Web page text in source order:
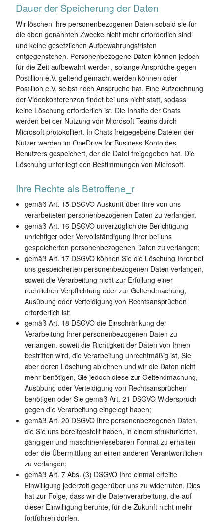
Dauer der Speicherung der Daten
Wir löschen Ihre personenbezogenen Daten sobald sie für
die oben genannten Zwecke nicht mehr erforderlich sind
und keine gesetzlichen Aufbewahrungsfristen
entgegenstehen. Personenbezogene Daten können jedoch
für die Zeit aufbewahrt werden, solange Ansprüche gegen
Postillion e.V. geltend gemacht werden können oder
Postillion e.V. selbst noch Ansprüche hat. Eine Aufzeichnung
der Videokonferenzen findet bei uns nicht statt, sodass
keine Löschung erforderlich ist. Die Inhalte der Chats
werden bei der Nutzung von Microsoft Teams durch
Microsoft protokolliert. In Chats freigegebene Dateien der
Nutzer werden im OneDrive for Business-Konto des
Benutzers gespeichert, der die Datei freigegeben hat. Die
Löschung unterliegt den Bestimmungen von Microsoft.
Ihre Rechte als Betroffene_r
gemäß Art. 15 DSGVO Auskunft über Ihre von uns
verarbeiteten personenbezogenen Daten zu verlangen.
gemäß Art. 16 DSGVO unverzüglich die Berichtigung
unrichtiger oder Vervollständigung Ihrer bei uns
gespeicherten personenbezogenen Daten zu verlangen;
gemäß Art. 17 DSGVO können Sie die Löschung Ihrer bei
uns gespeicherten personenbezogenen Daten verlangen,
soweit die Verarbeitung nicht zur Erfüllung einer
rechtlichen Verpflichtung oder zur Geltendmachung,
Ausübung oder Verteidigung von Rechtsansprüchen
erforderlich ist;
gemäß Art. 18 DSGVO die Einschränkung der
Verarbeitung Ihrer personenbezogenen Daten zu
verlangen, soweit die Richtigkeit der Daten von Ihnen
bestritten wird, die Verarbeitung unrechtmäßig ist, Sie
aber deren Löschung ablehnen und wir die Daten nicht
mehr benötigen, Sie jedoch diese zur Geltendmachung,
Ausübung oder Verteidigung von Rechtsansprüchen
benötigen oder Sie gemäß Art. 21 DSGVO Widerspruch
gegen die Verarbeitung eingelegt haben;
gemäß Art. 20 DSGVO Ihre personenbezogenen Daten,
die Sie uns bereitgestellt haben, in einem strukturierten,
gängigen und maschinenlesebaren Format zu erhalten
oder die Übermittlung an einen anderen Verantwortlichen
zu verlangen;
gemäß Art. 7 Abs. (3) DSGVO Ihre einmal erteilte
Einwilligung jederzeit gegenüber uns zu widerrufen. Dies
hat zur Folge, dass wir die Datenverarbeitung, die auf
dieser Einwilligung beruhte, für die Zukunft nicht mehr
fortführen dürfen.